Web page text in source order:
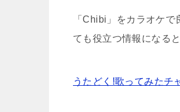
「Chibi」をカラオケ
ても役立つ情報になる
うたどく!歌ってみたチ